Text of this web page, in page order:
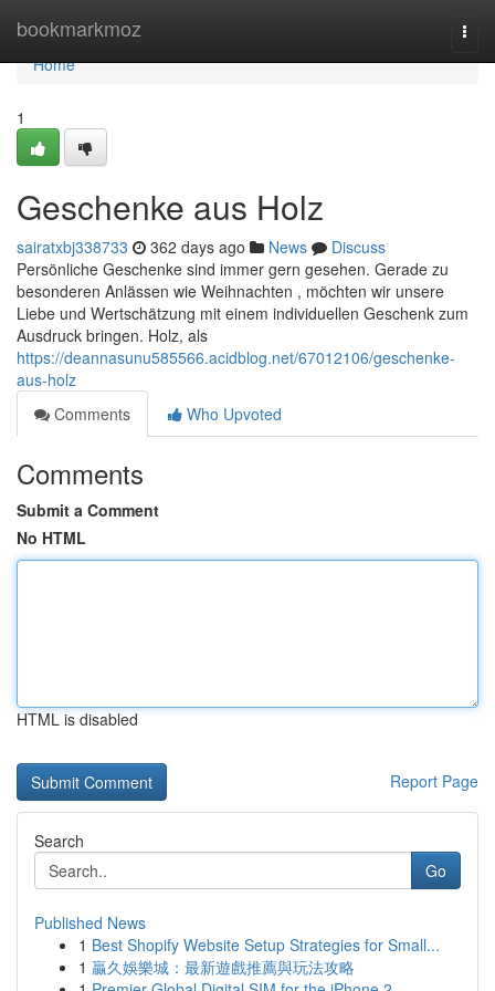
bookmarkmoz
Home
Home
1
Geschenke aus Holz
sairatxbj338733 362 days ago News
Discuss
Persönliche Geschenke sind immer gern gesehen. Gerade zu
besonderen Anlässen wie Weihnachten , möchten wir unsere
Liebe und Wertschätzung mit einem individuellen Geschenk zum
Ausdruck bringen. Holz, als
https://deannasunu585566.acidblog.net/67012106/geschenke-
aus-holz
Comments
Who Upvoted
Comments
Submit a Comment
No HTML
HTML is disabled
Report Page
Search
Go
Published News
1 Best Shopify Website Setup Strategies for Small...
1 贏久娛樂城：最新遊戲推薦與玩法攻略